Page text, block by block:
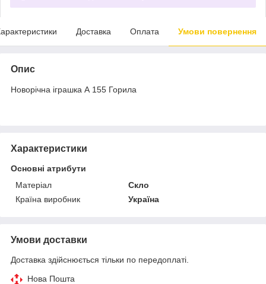
Доставка Оплата Умови повернення
Опис
Новорічна іграшка А 155 Горила
Характеристики
Основні атрибути
Матеріал
Скло
Країна виробник
Україна
Умови доставки
Доставка здійснюється тільки по передоплаті.
Нова Пошта